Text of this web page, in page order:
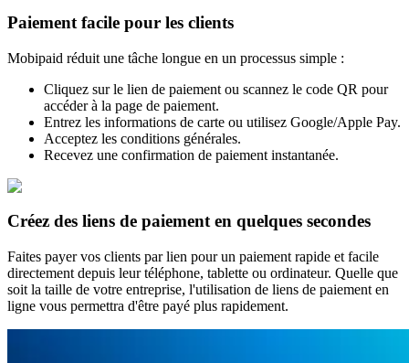
Paiement facile pour les clients
Mobipaid réduit une tâche longue en un processus simple :
Cliquez sur le lien de paiement ou scannez le code QR pour
accéder à la page de paiement.
Entrez les informations de carte ou utilisez Google/Apple Pay.
Acceptez les conditions générales.
Recevez une confirmation de paiement instantanée.
Créez des liens de paiement en quelques secondes
Faites payer vos clients par lien pour un paiement rapide et facile
directement depuis leur téléphone, tablette ou ordinateur. Quelle que
soit la taille de votre entreprise, l'utilisation de liens de paiement en
ligne vous permettra d'être payé plus rapidement.